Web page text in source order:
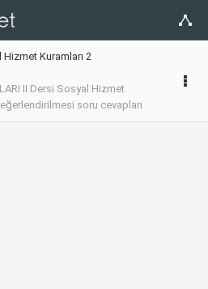
Hizmet Kuramları 2
II Dersi Sosyal Hizmet
soru cevapları